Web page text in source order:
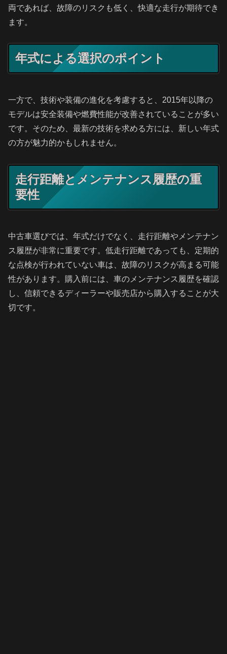
両であれば、故障のリスクも低く、快適な走行が期待でき
ます。
年式による選択のポイント
一方で、技術や装備の進化を考慮すると、2015年以降の
モデルは安全装備や燃費性能が改善されていることが多い
です。そのため、最新の技術を求める方には、新しい年式
の方が魅力的かもしれません。
走行距離とメンテナンス履歴の重
要性
中古車選びでは、年式だけでなく、走行距離やメンテナン
ス履歴が非常に重要です。低走行距離であっても、定期的
な点検が行われていない車は、故障のリスクが高まる可能
性があります。購入前には、車のメンテナンス履歴を確認
し、信頼できるディーラーや販売店から購入することが大
切です。